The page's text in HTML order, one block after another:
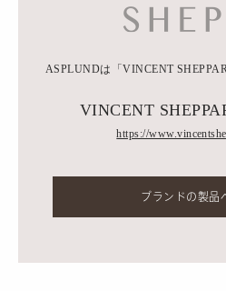
ASPLUNDは「VINCENT
VINCENT
https://
ブランドの製品